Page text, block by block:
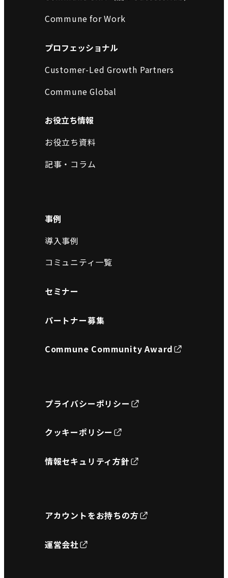
Commune for Work
プロフェッショナル
Customer-Led Growth Partners
Commune Global
お役立ち情報
お役立ち資料
記事・コラム
事例
導入事例
コミュニティ一覧
セミナー
パートナー募集
Commune Community Award
プライバシーポリシー
クッキーポリシー
情報セキュリティ方針
アカウントをお持ちの方
運営会社